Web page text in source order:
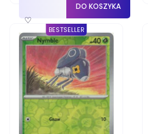
♡
DO KOSZYKA
BESTSELLER